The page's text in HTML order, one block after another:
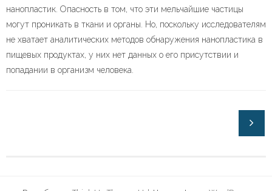
нанопластик. Опасность в том, что эти мельчайшие частицы
могут проникать в ткани и органы. Но, поскольку исследователям
не хватает аналитических методов обнаружения нанопластика в
пищевых продуктах, у них нет данных о его присутствии и
попадании в организм человека.